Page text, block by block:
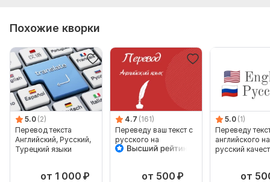
Похожие кворки
5.0 (2)
Перевод текста
Английский, Русский,
Турецкий языки
от 1 000 ₽
4.7 (161)
Переведу ваш текст с
русского на
английский
от 500 ₽
5.0 (1)
Переведу
английского на
русский
от